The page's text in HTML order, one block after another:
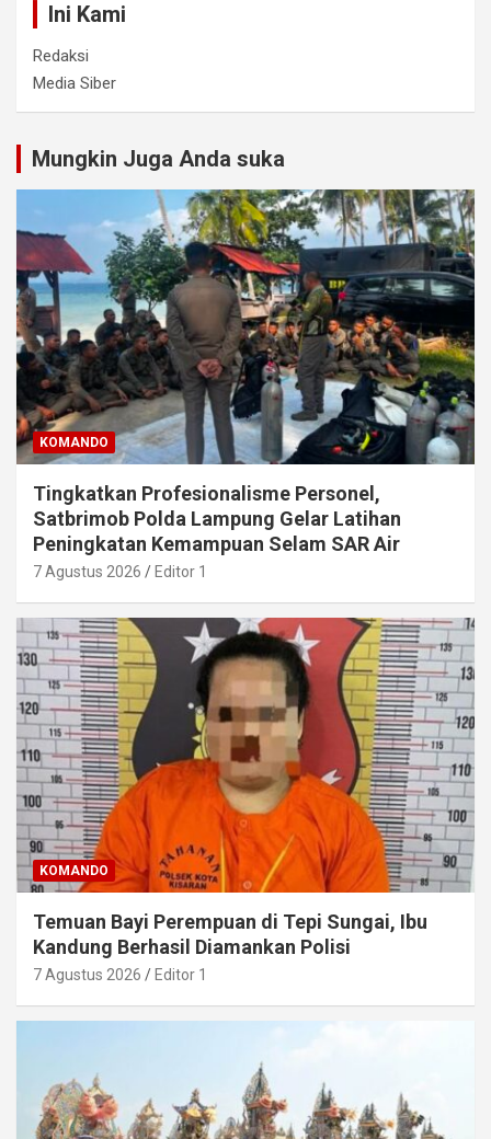
Ini Kami
Redaksi
Media Siber
Mungkin Juga Anda suka
KOMANDO
Tingkatkan Profesionalisme Personel,
Satbrimob Polda Lampung Gelar Latihan
Peningkatan Kemampuan Selam SAR Air
7 Agustus 2026 Editor 1
KOMANDO
Temuan Bayi Perempuan di Tepi Sungai, Ibu
Kandung Berhasil Diamankan Polisi
7 Agustus 2026 Editor 1